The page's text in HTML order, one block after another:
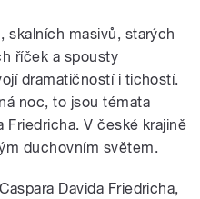
skalních masivů, starých
říček a spousty
dramatičností i tichostí.
noc, to jsou témata
Friedricha. V české krajině
duchovním světem.
Davida Friedricha,